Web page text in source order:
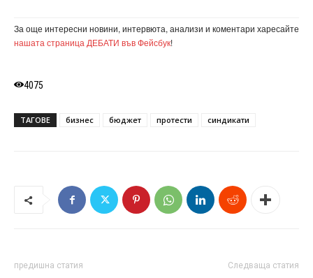
За още интересни новини, интервюта, анализи и коментари харесайте
нашата страница ДЕБАТИ във Фейсбук!
4075
ТАГОВЕ бизнес бюджет протести синдикати
предишна статия Следваща статия